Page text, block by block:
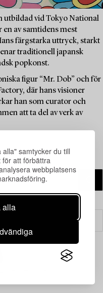
samtycker du till
för att förbättra
webbplatsens
alla
utbildad vid Tokyo National
av samtidens mest
färgstarka uttryck, starkt
traditionell japansk
popkonst.
figur “Mr. Dob” och för
där hans visioner
han som curator och
att ta del av verk av